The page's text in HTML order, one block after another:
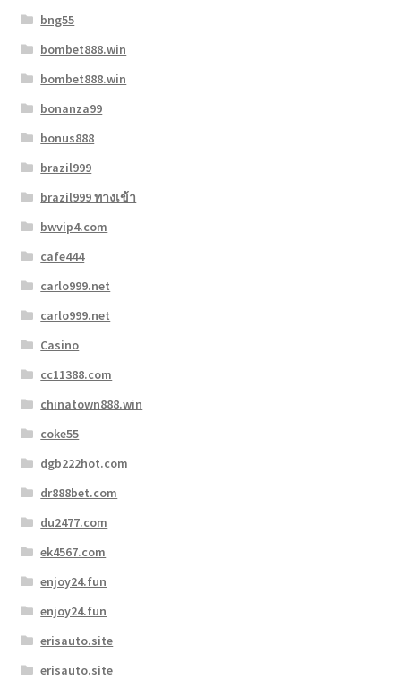
bng55
bombet888.win
bombet888.win
bonanza99
bonus888
brazil999
brazil999 ทางเข้า
bwvip4.com
cafe444
carlo999.net
carlo999.net
Casino
cc11388.com
chinatown888.win
coke55
dgb222hot.com
dr888bet.com
du2477.com
ek4567.com
enjoy24.fun
enjoy24.fun
erisauto.site
erisauto.site